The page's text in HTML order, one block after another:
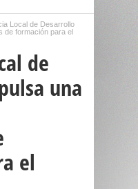
Local de Desarrollo
de formación para el
de
una
el